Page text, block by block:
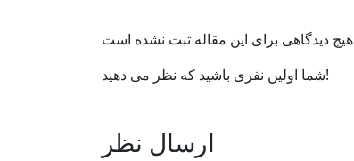
هیچ دیدگاهی برای این مقاله ثبت نشده است
شما اولین نفری باشید که نظر می دهید!
ارسال نظر